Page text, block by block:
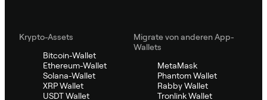
Krypto-Assets
Bitcoin-Wallet
Ethereum-Wallet
Solana-Wallet
XRP Wallet
USDT Wallet
Migrate von anderen App-
Wallets
MetaMask
Phantom Wallet
Rabby Wallet
Tronlink Wallet